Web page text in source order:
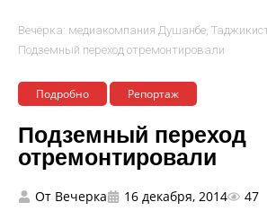
Вечёрка: медиакомпания Душанбе,
Подземный переход отремонтировали
Подробно Репортаж
Подземный переход
отремонтировали
От Вечерка 16 декабря, 2014 47